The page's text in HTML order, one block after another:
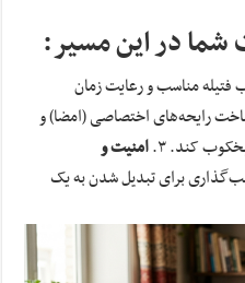
در این مسیر:
مناسب و رعایت زمان
رایحه‌های اختصاصی (امضا) و
کند. ۳.
امنیت و
برای تبدیل شدن به یک